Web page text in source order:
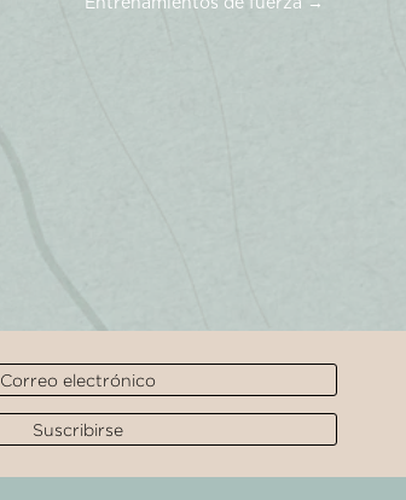
Entrenamientos de fuerza →
Suscribirse